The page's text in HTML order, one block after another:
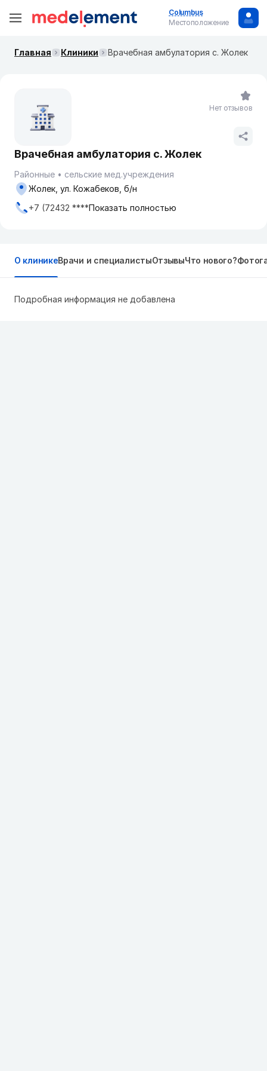
Columbus
Местоположение
Главная Клиники Врачебная амбулатория с. Жолек
Врачебная амбулатория с. Жолек
Районные
сельские мед.учреждения
Жолек, ул. Кожабеков, б/н
+7 (72432 ****Показать полностью
Нет отзывов
О клиникеВрачи и специалистыОтзывыЧто нового?
Подробная информация не добавлена